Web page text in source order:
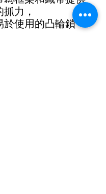
力，
於使用的凸輪鎖